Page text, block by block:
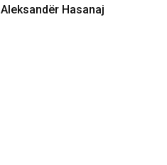
Aleksandër Hasanaj